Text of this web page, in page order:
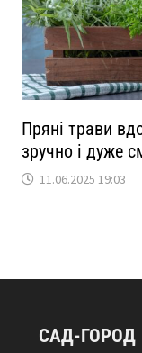
Пряні трави
зручно і дуже
11.06.2025 19:03
САД-ГОРОД